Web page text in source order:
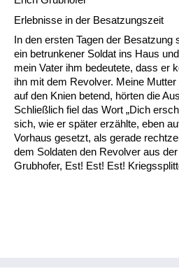
Erlebnisse in der Besatzungszeit
In den ersten Tagen der
ein betrunkener Soldat ins Haus
mein Vater ihm bedeutete, dass er
ihn mit dem Revolver. Meine
auf den Knien betend, hörten die
Schließlich fiel das Wort „Dich
sich, wie er später erzählte, eben
Vorhaus gesetzt, als gerade
dem Soldaten den Revolver aus
Grubhofer, Est! Est! Est!